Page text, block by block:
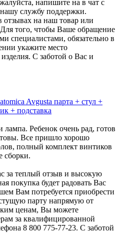
напишите на в чат с
службу поддержки.
на наш товар или
того, чтобы Ваше обращение
специалистами, обязательно в
укажите место
С заботой о Вас и
Avgusta парта + стул +
+ подставка
Ребенок очень рад, готов
Все пришло хорошо
полный комплект винтиков
сборки.
за теплый отзыв и высокую
покупка будет радовать Вас
Вам потребуется приобрести
парту напрямую от
ценам, Вы можете
за квалифицированной
8 800 775-77-23. С заботой